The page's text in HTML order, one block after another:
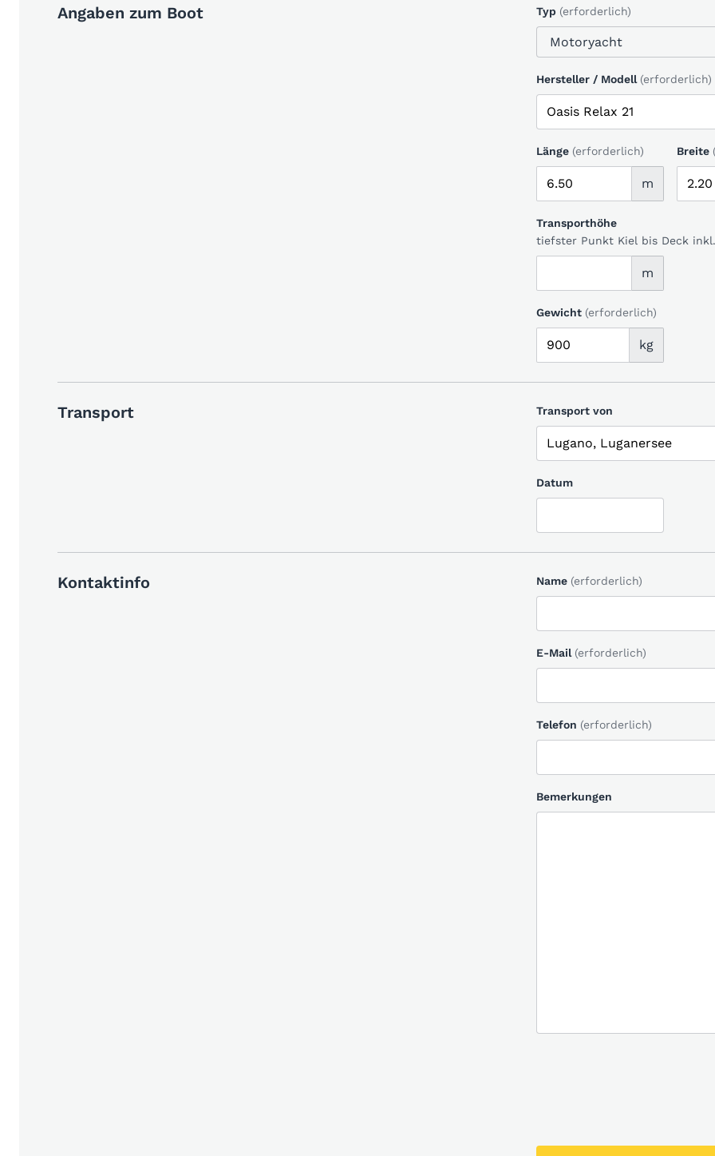
Angaben zum Boot Typ (erforderlich)
Hersteller / Modell (erforderlich)
Länge (erforderlich)
m
Breite
Transporthöhe
tiefster Punkt Kiel bis Deck
m
Gewicht (erforderlich)
kg
Transport Transport von
Datum
Kontaktinfo Name (erforderlich)
E-Mail (erforderlich)
Telefon (erforderlich)
Bemerkungen